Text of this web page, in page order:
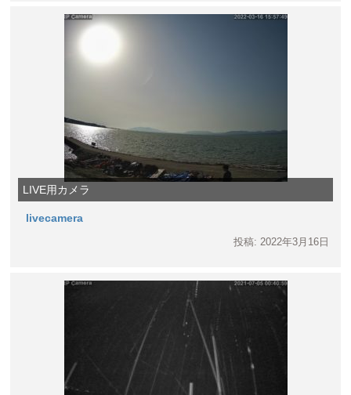
LIVE用カメラ
livecamera
投稿: 2022年3月16日